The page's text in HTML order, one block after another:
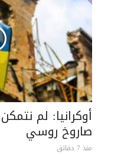
أوكرانيا: لم
صاروخ روسي
منذ 7 دقائق